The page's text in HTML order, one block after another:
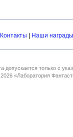
Контакты Наши награды
только с
«Лаборатория